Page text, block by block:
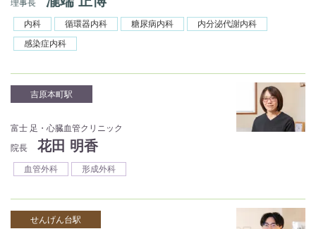
理事長
内科 循環器内科 糖尿病内科
内分泌代謝内科
感染症内科
吉原本町駅
富士 足・心臓血管クリニック
院長
花田 明香
血管外科 形成外科
せんげん台駅